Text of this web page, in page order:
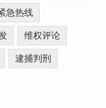
急热线
维权评论
逮捕判刑